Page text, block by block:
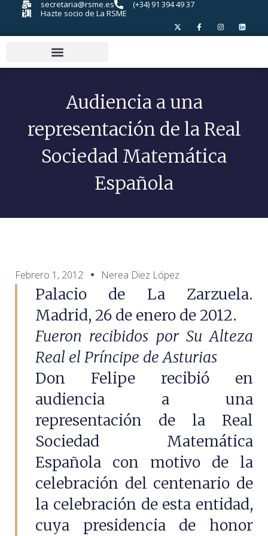
secretaria@rsme.es
(+34) 91 394 49 37
Hazte socio de La RSME
Audiencia a una
representación de la Real
Sociedad Matemática
Española
Febrero 1, 2012 Nerea Diez López
Palacio de La Zarzuela.
Madrid, 26 de enero de 2012.
Fueron recibidos por Su Alteza
Real el Príncipe de Asturias
Don Felipe recibió en
audiencia a una
representación de la Real
Sociedad Matemática
Española con motivo de la
celebración del centenario de
la celebración de esta entidad,
cuya presidencia de honor